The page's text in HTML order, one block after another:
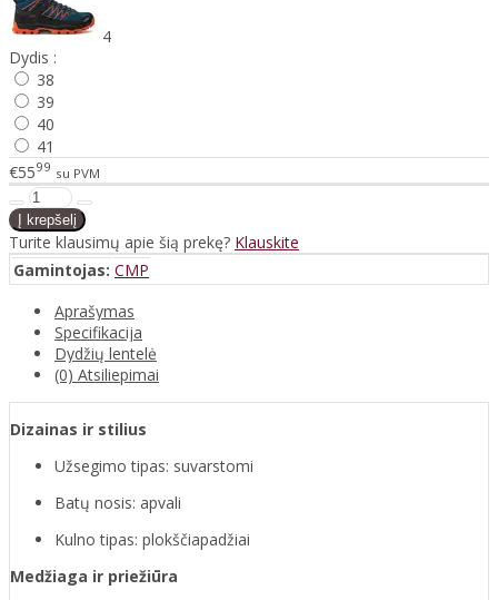
4
Dydis :
38
39
40
41
€5599 su PVM
Turite klausimų apie šią prekę? Klauskite
Gamintojas: CMP
Aprašymas
Specifikacija
Dydžių lentelė
(0) Atsiliepimai
Dizainas ir stilius
Užsegimo tipas: suvarstomi
Batų nosis: apvali
Kulno tipas: plokščiapadžiai
Medžiaga ir priežiūra